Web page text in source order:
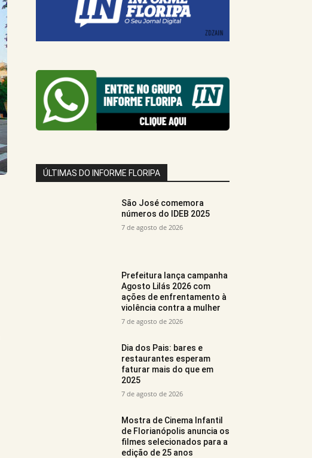
ÚLTIMAS DO INFORME FLORIPA
São José comemora
números do IDEB 2025
7 de agosto de 2026
Prefeitura lança campanha
Agosto Lilás 2026 com
ações de enfrentamento à
violência contra a mulher
7 de agosto de 2026
Dia dos Pais: bares e
restaurantes esperam
faturar mais do que em
2025
7 de agosto de 2026
Mostra de Cinema Infantil
de Florianópolis anuncia os
filmes selecionados para a
edição de 25 anos